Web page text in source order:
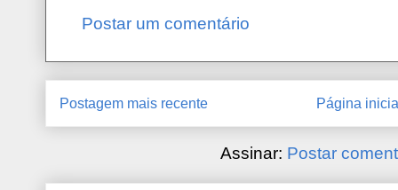
Postar um comentário
Postagem mais recente Página
Assinar: Postar